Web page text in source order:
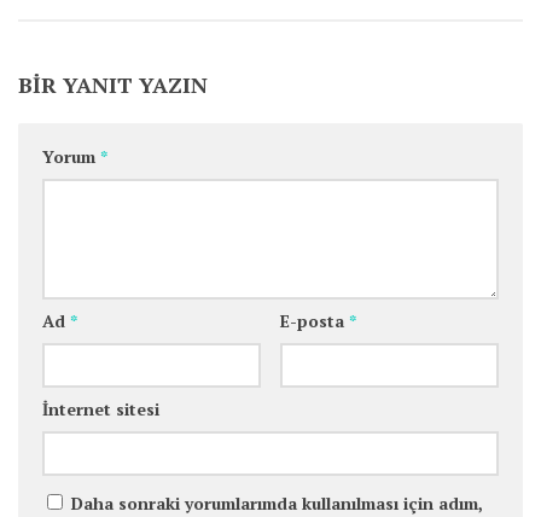
BIR YANIT YAZIN
Yorum *
Ad * E-posta *
İnternet sitesi
Daha sonraki yorumlarımda kullanılması için adım,